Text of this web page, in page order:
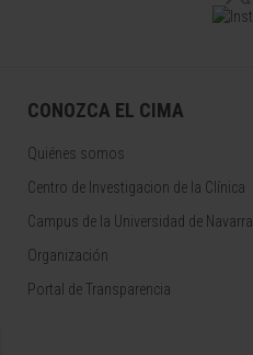
CONOZCA EL CIMA
Quiénes somos
Centro de Investigacion de la Clínica
Campus de la Universidad de Navarra
Organización
Portal de Transparencia